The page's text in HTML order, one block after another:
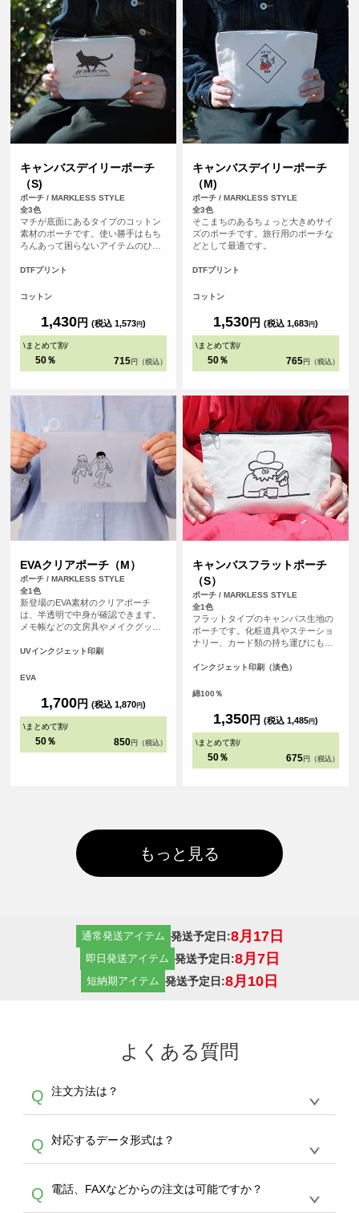
キャンバスデイリーポーチ
（S)
ポーチ / MARKLESS STYLE
全3色
マチが底面にあるタイプのコットン
素材のポーチです。使い勝手はもち
ろんあって困らないアイテムのひと
DTFプリント
コットン
1,430円 (税込 1,573円)
\まとめて割/
50％ 715 円（税込）
キャンバスデイリーポーチ
（M)
ポーチ / MARKLESS STYLE
全3色
そこまちのあるちょっと大きめサイ
ズのポーチです。旅行用のポーチな
どとして最適です。
DTFプリント
コットン
1,530円 (税込 1,683円)
\まとめて割/
50％ 765 円（税込）
EVAクリアポーチ（M）
ポーチ / MARKLESS STYLE
全1色
新登場のEVA素材のクリアポーチ
は、半透明で中身が確認できます。
メモ帳などの文房具やメイクグッ
利なサイズ感です。リング付きの引
アパレルブランドの包装や展示会の
活用できます。開閉する際はスライ
ダー部分を掴んで操作し、引き手部
分を強く引っ張らないように注意し
UVインクジェット印刷
EVA
1,700円 (税込 1,870円)
\まとめて割/
50％ 850 円（税込）
キャンバスフラットポーチ
（S）
ポーチ / MARKLESS STYLE
全1色
フラットタイプのキャンバス生地の
ポーチです。化粧道具やステーショ
ナリー、カード類の持ち運びにも便
になってかわいい。
インクジェット印刷（淡色）
綿100％
1,350円 (税込 1,485円)
\まとめて割/
50％ 675 円（税込）
もっと見る
通常発送アイテム 発送予定日:8月17日
即日発送アイテム 発送予定日:8月7日
短納期アイテム 発送予定日:8月10日
よくある質問
Q 注文方法は？
A
生産にて承っております。デザインツールから
デザインの作成から決済まで完了できます。
30枚以上やシルク印刷など、大口注文の場合
は、サポートが担当するエコバッグコンシェル
Q 対応するデータ形式は？
A
ドできるデータ形式は、JPG / PNG / AI / PSD /
Q 電話、FAXなどからの注文は可能ですか？